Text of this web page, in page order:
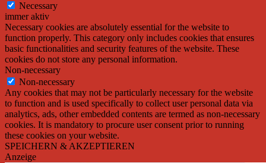
Necessary
immer aktiv
Necessary cookies are absolutely essential for the website to
function properly. This category only includes cookies that ensures
basic functionalities and security features of the website. These
cookies do not store any personal information.
Non-necessary
Non-necessary
Any cookies that may not be particularly necessary for the website
to function and is used specifically to collect user personal data via
analytics, ads, other embedded contents are termed as non-necessary
cookies. It is mandatory to procure user consent prior to running
these cookies on your website.
SPEICHERN & AKZEPTIEREN
Anzeige